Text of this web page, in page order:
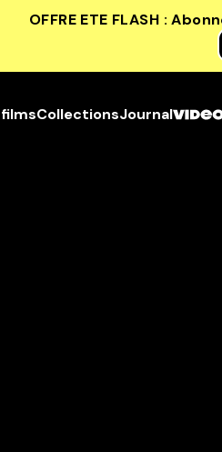
OFFRE ETE FLASH :
CollectionsJournal